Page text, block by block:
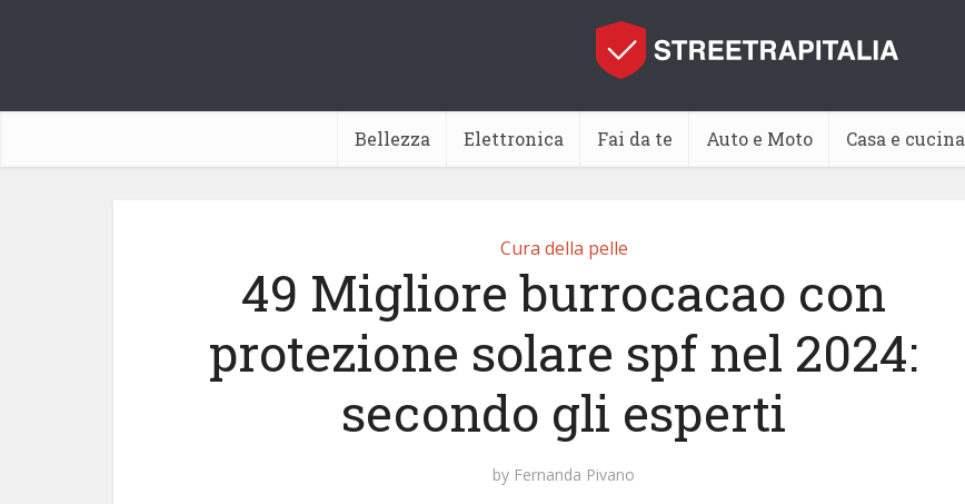
Bellezza Elettronica Fai da te Auto e Moto Casa e cucina
Cura della pelle
49 Migliore burrocacao con
protezione solare spf nel 2024:
secondo gli esperti
by Fernanda Pivano